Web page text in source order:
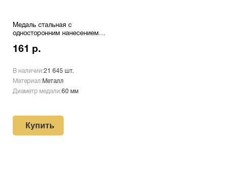
Медаль стальная с
односторонним нанесением
161 р.
В наличии:21 645 шт.
Материал:Металл
Диаметр медали:60 мм
Купить